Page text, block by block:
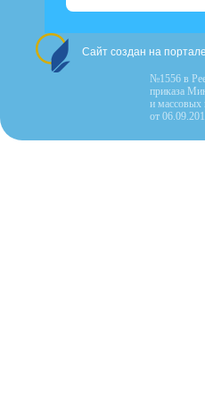
Сайт создан на
№1556 в
приказа
и массовых
от